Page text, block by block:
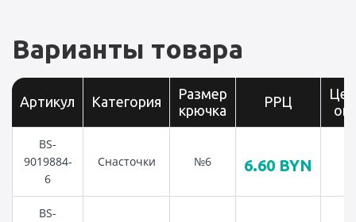
Варианты товара
Артикул Категория
Размер
крючка
РРЦ
BS-
9019884-
6
Снасточки №6 6.60 BYN
BS-